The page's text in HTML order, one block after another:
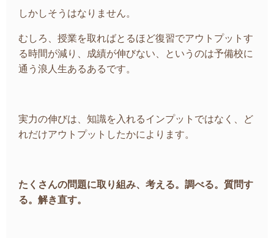
しかしそうはなりません。
むしろ、授業を取ればとるほど復習でアウトプットす
る時間が減り、成績が伸びない、というのは予備校に
通う浪人生あるあるです。
実力の伸びは、知識を入れるインプットではなく、ど
れだけアウトプットしたかによります。
たくさんの問題に取り組み、考える。調べる。質問す
る。解き直す。